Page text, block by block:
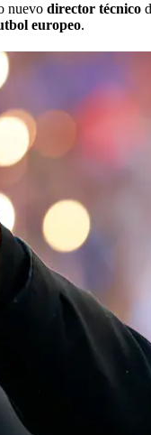
nuevo director técnico
europeo.